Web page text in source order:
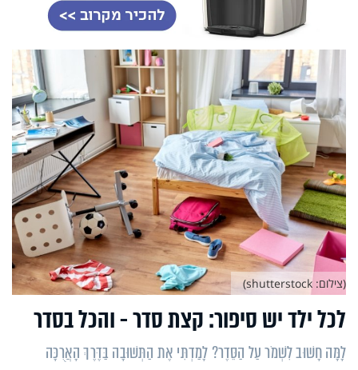
לכל ילד יש סיפור: קצת סדר - והכל בסדר
לָמָּה חָשׁוּב לִשְׁמֹר עַל הַסֵּדֶר? לָמַדְתִּי אֶת הַתְּשׁוּבָה בַּדֶּרֶךְ הָאֲרֻכָּה
(צילום: shutterstock)